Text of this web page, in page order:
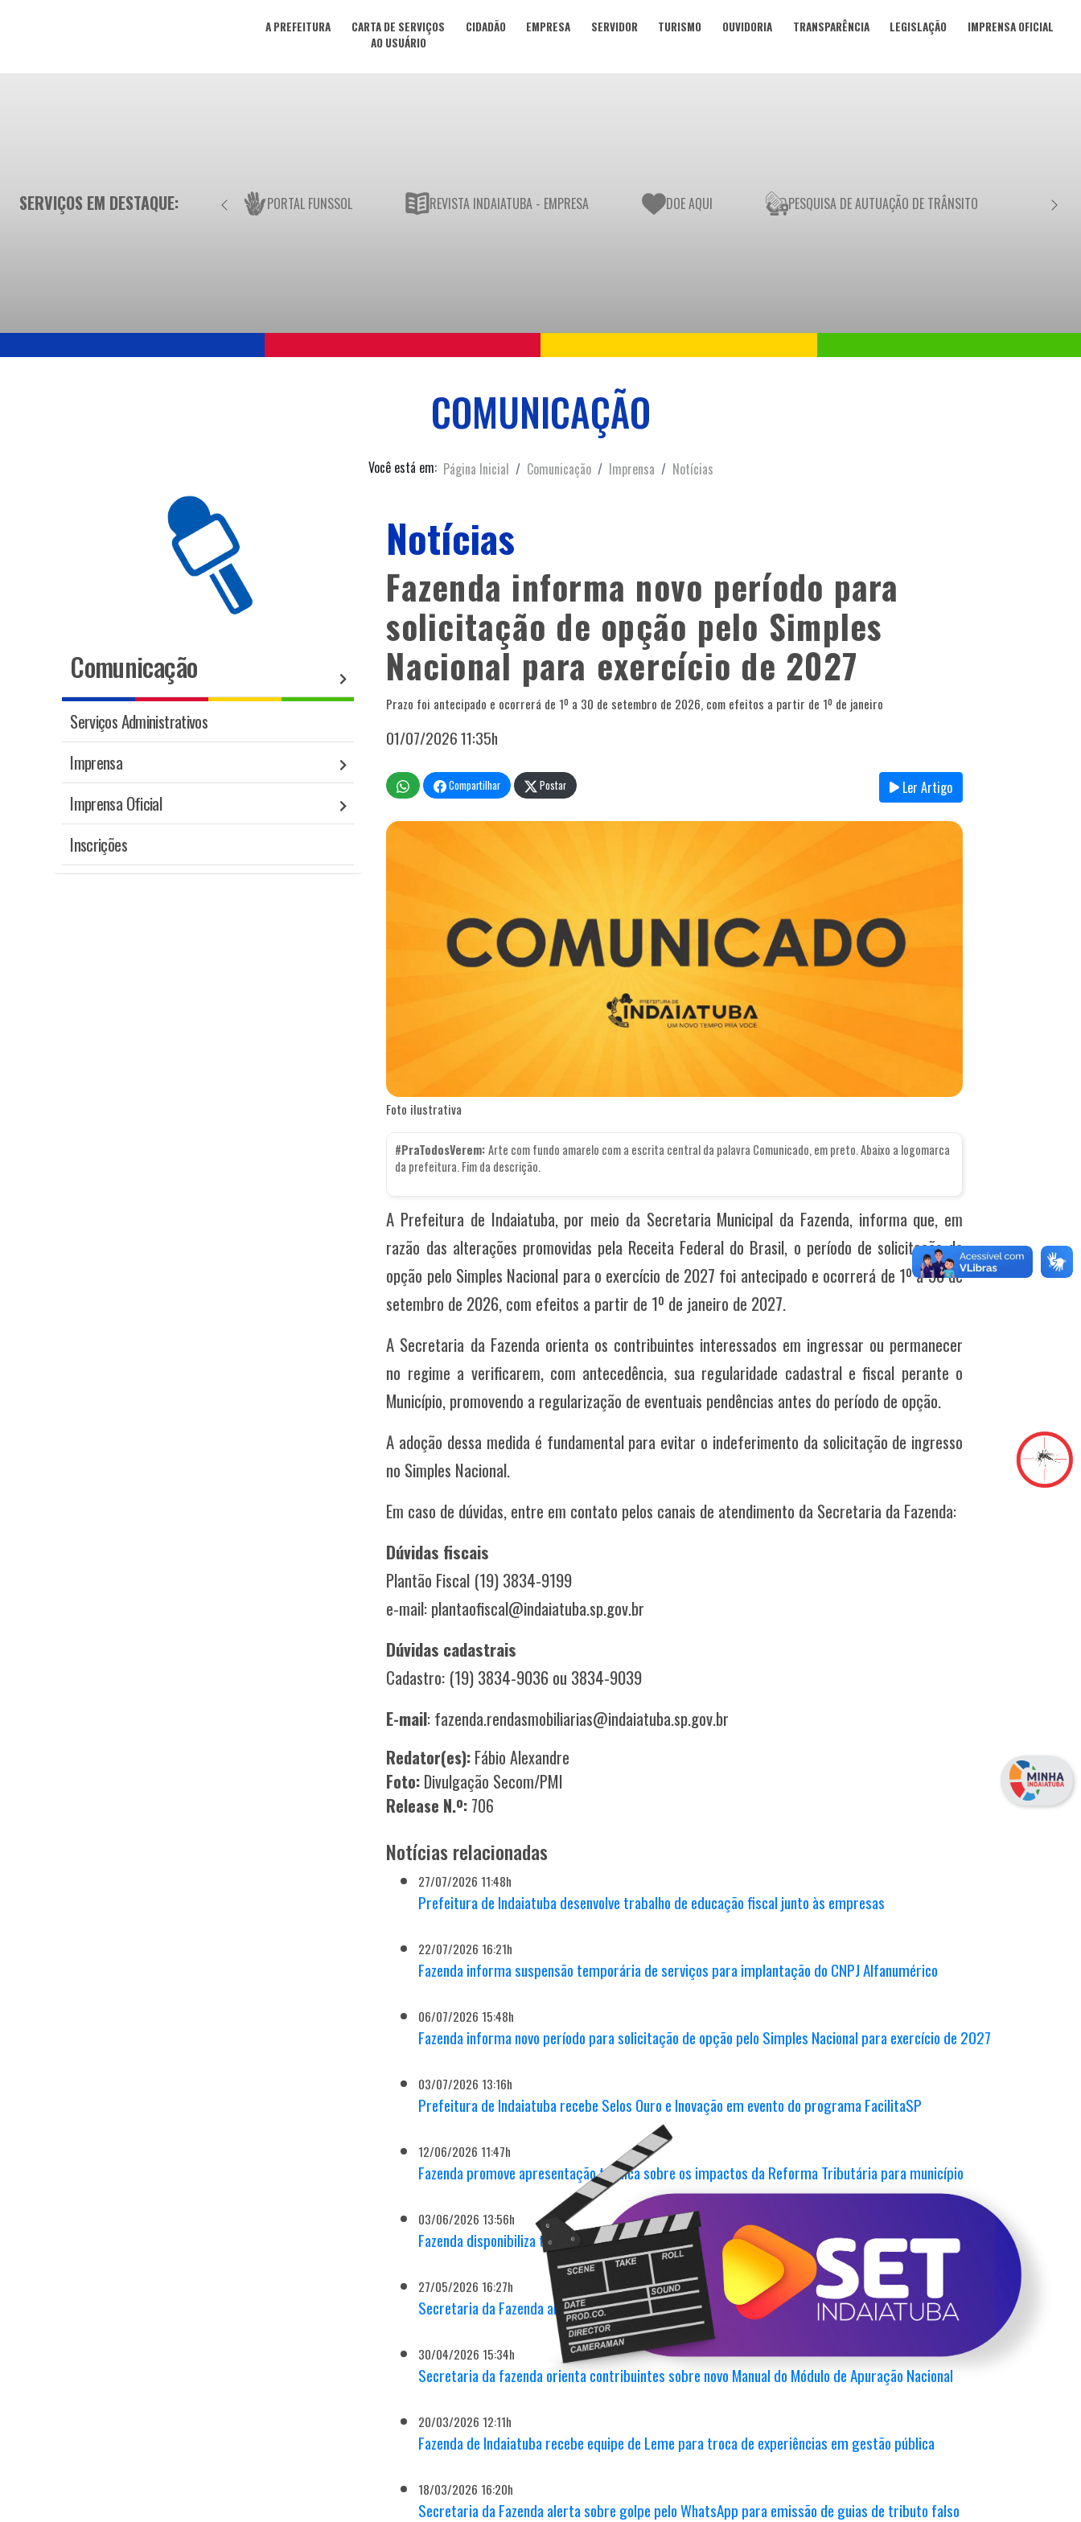
A PREFEITURA
CARTA DE SERVIÇOS
AO USUÁRIO
CIDADÃO EMPRESA SERVIDOR TURISMO OUVIDORIA TRANSPARÊNCIA LEGISLAÇÃO IMPRENSA OFICIAL
SERVIÇOS EM DESTAQUE: PORTAL FUNSSOL REVISTA INDAIATUBA - EMPRESA DOE AQUI PESQUISA DE AUTUAÇÃO DE TRÂNSITO
COMUNICAÇÃO
Você está em: Página Inicial Comunicação Imprensa Notícias
Comunicação
Serviços Administrativos
Imprensa
Imprensa Oficial
Inscrições
Notícias
Fazenda informa novo período para
solicitação de opção pelo Simples
Nacional para exercício de 2027
Prazo foi antecipado e ocorrerá de 1º a 30 de setembro de 2026, com efeitos a partir de 1º de janeiro
01/07/2026 11:35h
Compartilhar Postar Ler Artigo
Foto ilustrativa
#PraTodosVerem:Arte com fundo amarelo com a escrita central da palavra Comunicado, em preto. Abaixo a logomarca
da prefeitura. Fim da descrição.
A Prefeitura de Indaiatuba, por meio da Secretaria Municipal da Fazenda, informa que, em
razão das alterações promovidas pela Receita Federal do Brasil, o período de solicitação de
opção pelo Simples Nacional para o exercício de 2027 foi antecipado e ocorrerá de 1º a 30 de
setembro de 2026, com efeitos a partir de 1º de janeiro de 2027.
A Secretaria da Fazenda orienta os contribuintes interessados em ingressar ou permanecer
no regime a verificarem, com antecedência, sua regularidade cadastral e fiscal perante o
Município, promovendo a regularização de eventuais pendências antes do período de opção.
A adoção dessa medida é fundamental para evitar o indeferimento da solicitação de ingresso
no Simples Nacional.
Em caso de dúvidas, entre em contato pelos canais de atendimento da Secretaria da Fazenda:
Dúvidas fiscais
Plantão Fiscal (19) 3834-9199
e-mail: plantaofiscal@indaiatuba.sp.gov.br
Dúvidas cadastrais
Cadastro: (19) 3834-9036 ou 3834-9039
E-mail: fazenda.rendasmobiliarias@indaiatuba.sp.gov.br
Redator(es): Fábio Alexandre
Foto: Divulgação Secom/PMI
Release N.º: 706
Notícias relacionadas
27/07/2026 11:48h
Prefeitura de Indaiatuba desenvolve trabalho de educação fiscal junto às empresas
22/07/2026 16:21h
Fazenda informa suspensão temporária de serviços para implantação do CNPJ Alfanumérico
06/07/2026 15:48h
Fazenda informa novo período para solicitação de opção pelo Simples Nacional para exercício de 2027
03/07/2026 13:16h
Prefeitura de Indaiatuba recebe Selos Ouro e Inovação em evento do programa FacilitaSP
12/06/2026 11:47h
Fazenda promove apresentação técnica sobre os impactos da Reforma Tributária para município
03/06/2026 13:56h
Fazenda disponibiliza totens de autoatendimento com acesso exclusivo aos serviços da Prefeitura
27/05/2026 16:27h
Secretaria da Fazenda alerta sobre golpe em e-mail falso solicitando pendências cadastrais
30/04/2026 15:34h
Secretaria da fazenda orienta contribuintes sobre novo Manual do Módulo de Apuração Nacional
20/03/2026 12:11h
Fazenda de Indaiatuba recebe equipe de Leme para troca de experiências em gestão pública
18/03/2026 16:20h
Secretaria da Fazenda alerta sobre golpe pelo WhatsApp para emissão de guias de tributo falso